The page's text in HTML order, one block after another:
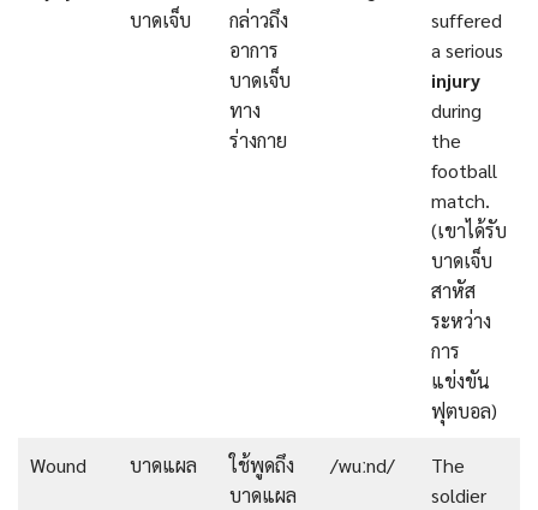
บาดเจ็บ
กล่าวถึง
อาการ
บาดเจ็บ
ทาง
ร่างกาย
suffered
a serious
injury
during
the
football
match.
(เขาได้รับ
บาดเจ็บ
สาหัส
ระหว่าง
การ
แข่งขัน
ฟุตบอล)
Wound บาดแผล
ใช้พูดถึง
บาดแผล
/wuːnd/
The
soldier